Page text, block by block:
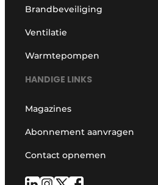
Brandbeveiliging
Ventilatie
Warmtepompen
HANDIGE LINKS
Magazines
Abonnement aanvragen
Contact opnemen